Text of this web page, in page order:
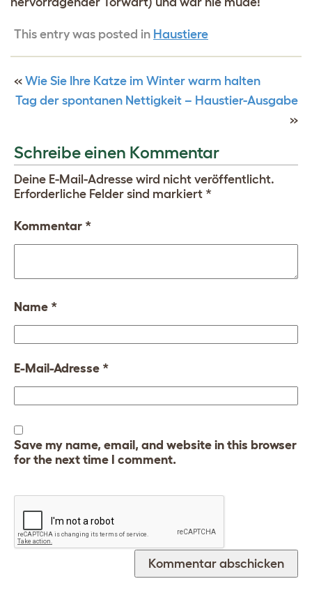
This entry was posted in Haustiere
« Wie Sie Ihre Katze im Winter warm halten
Tag der spontanen Nettigkeit – Haustier-Ausgabe
»
Schreibe einen Kommentar
Deine E-Mail-Adresse wird nicht veröffentlicht.
Erforderliche Felder sind markiert *
Kommentar *
Name *
E-Mail-Adresse *
Save my name, email, and website in this browser
for the next time I comment.